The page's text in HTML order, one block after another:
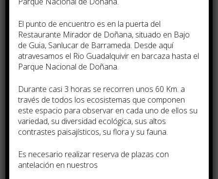
¿Qué Incluye este Viaje?
Avión ida y vuelta en clase aérea
base.
Traslados y circuito según el
programa detallado.
Tasas de aeropuerto.
El punto de encuentro es en la puerta del
Restaurante Mirador de Doñana, situado en Bajo
de Guia, Sanlucar de Barrameda. Desde aquí
atravesamos el Rio Guadalquivir en barcaza hasta el
Parque Nacional de Doñana.
Durante casi 3 horas se recorren unos 60 Km. a
través de todos los ecosistemas que componen
este espacio para observar en cada uno de ellos su
variedad, su diversidad ecológica, sus altos
contrastes paisají­sticos, su flora y su fauna.
Es necesario realizar reserva de plazas con
antelación en nuestros